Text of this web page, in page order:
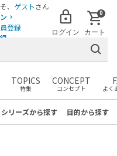
、 ゲストさん
登録
ログイン カート
0
に商品がありません。
に追加しましょう！
TOPICS
特集
CONCEPT
コンセプト よく
シリーズから探す 目的から探す